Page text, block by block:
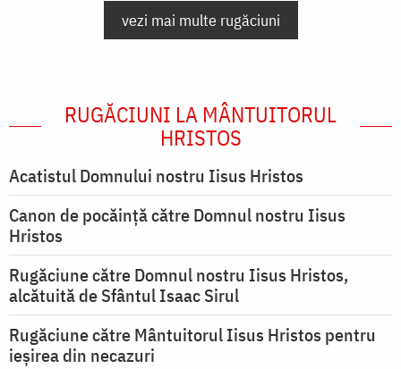
vezi mai multe rugăciuni
RUGĂCIUNI LA MÂNTUITORUL
HRISTOS
Acatistul Domnului nostru Iisus Hristos
Canon de pocăință către Domnul nostru Iisus
Hristos
Rugăciune către Domnul nostru Iisus Hristos,
alcătuită de Sfântul Isaac Sirul
Rugăciune către Mântuitorul Iisus Hristos pentru
ieşirea din necazuri